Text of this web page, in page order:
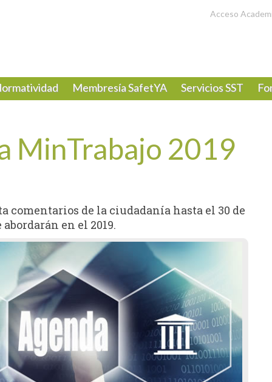
Acceso
Membresía SafetYA Servicios SST
MinTrabajo 2019
comentarios de la ciudadanía hasta el 30 de
en el 2019.